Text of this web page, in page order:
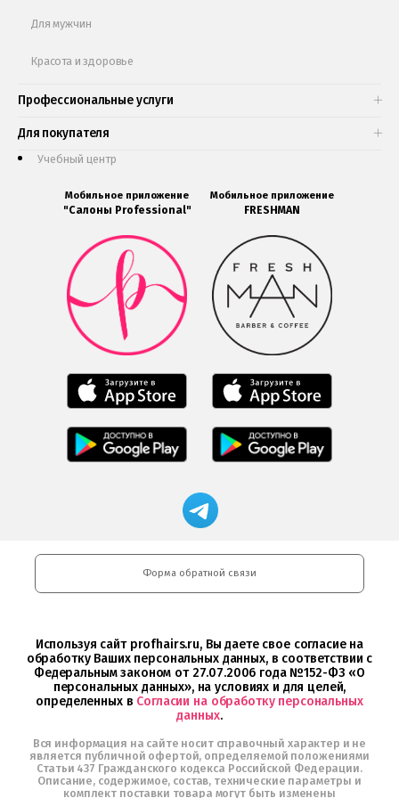
Для мужчин
Красота и здоровье
Профессиональные услуги
Для покупателя
Учебный центр
Мобильное приложение
"Салоны Professional"
Мобильное
приложение
Салоны
Professional
загрузить
в
Google
Мобильное
приложение
Салоны
загрузить
в
App
Мобильное
приложение
Салоны
Мобильное приложение
FRESHMAN
Мобильное
приложение
FRESHMAN
в
Google
Play
Мобильное
приложение
Freshman
в
App
Store
Мобильное
приложение
FRESHMAN
Магазин
профессиональной
косметики
и
Интернет-
Форма обратной связи
Используя сайт profhairs.ru, Вы даете свое согласие на
обработку Ваших персональных данных, в соответствии с
Федеральным законом от 27.07.2006 года №152-ФЗ «О
персональных данных», на условиях и для целей,
определенных в Согласии на обработку персональных
данных.
Вся информация на сайте носит справочный характер и не
является публичной офертой, определяемой положениями
Статьи 437 Гражданского кодекса Российской Федерации.
Описание, содержимое, состав, технические параметры и
комплект поставки товара могут быть изменены